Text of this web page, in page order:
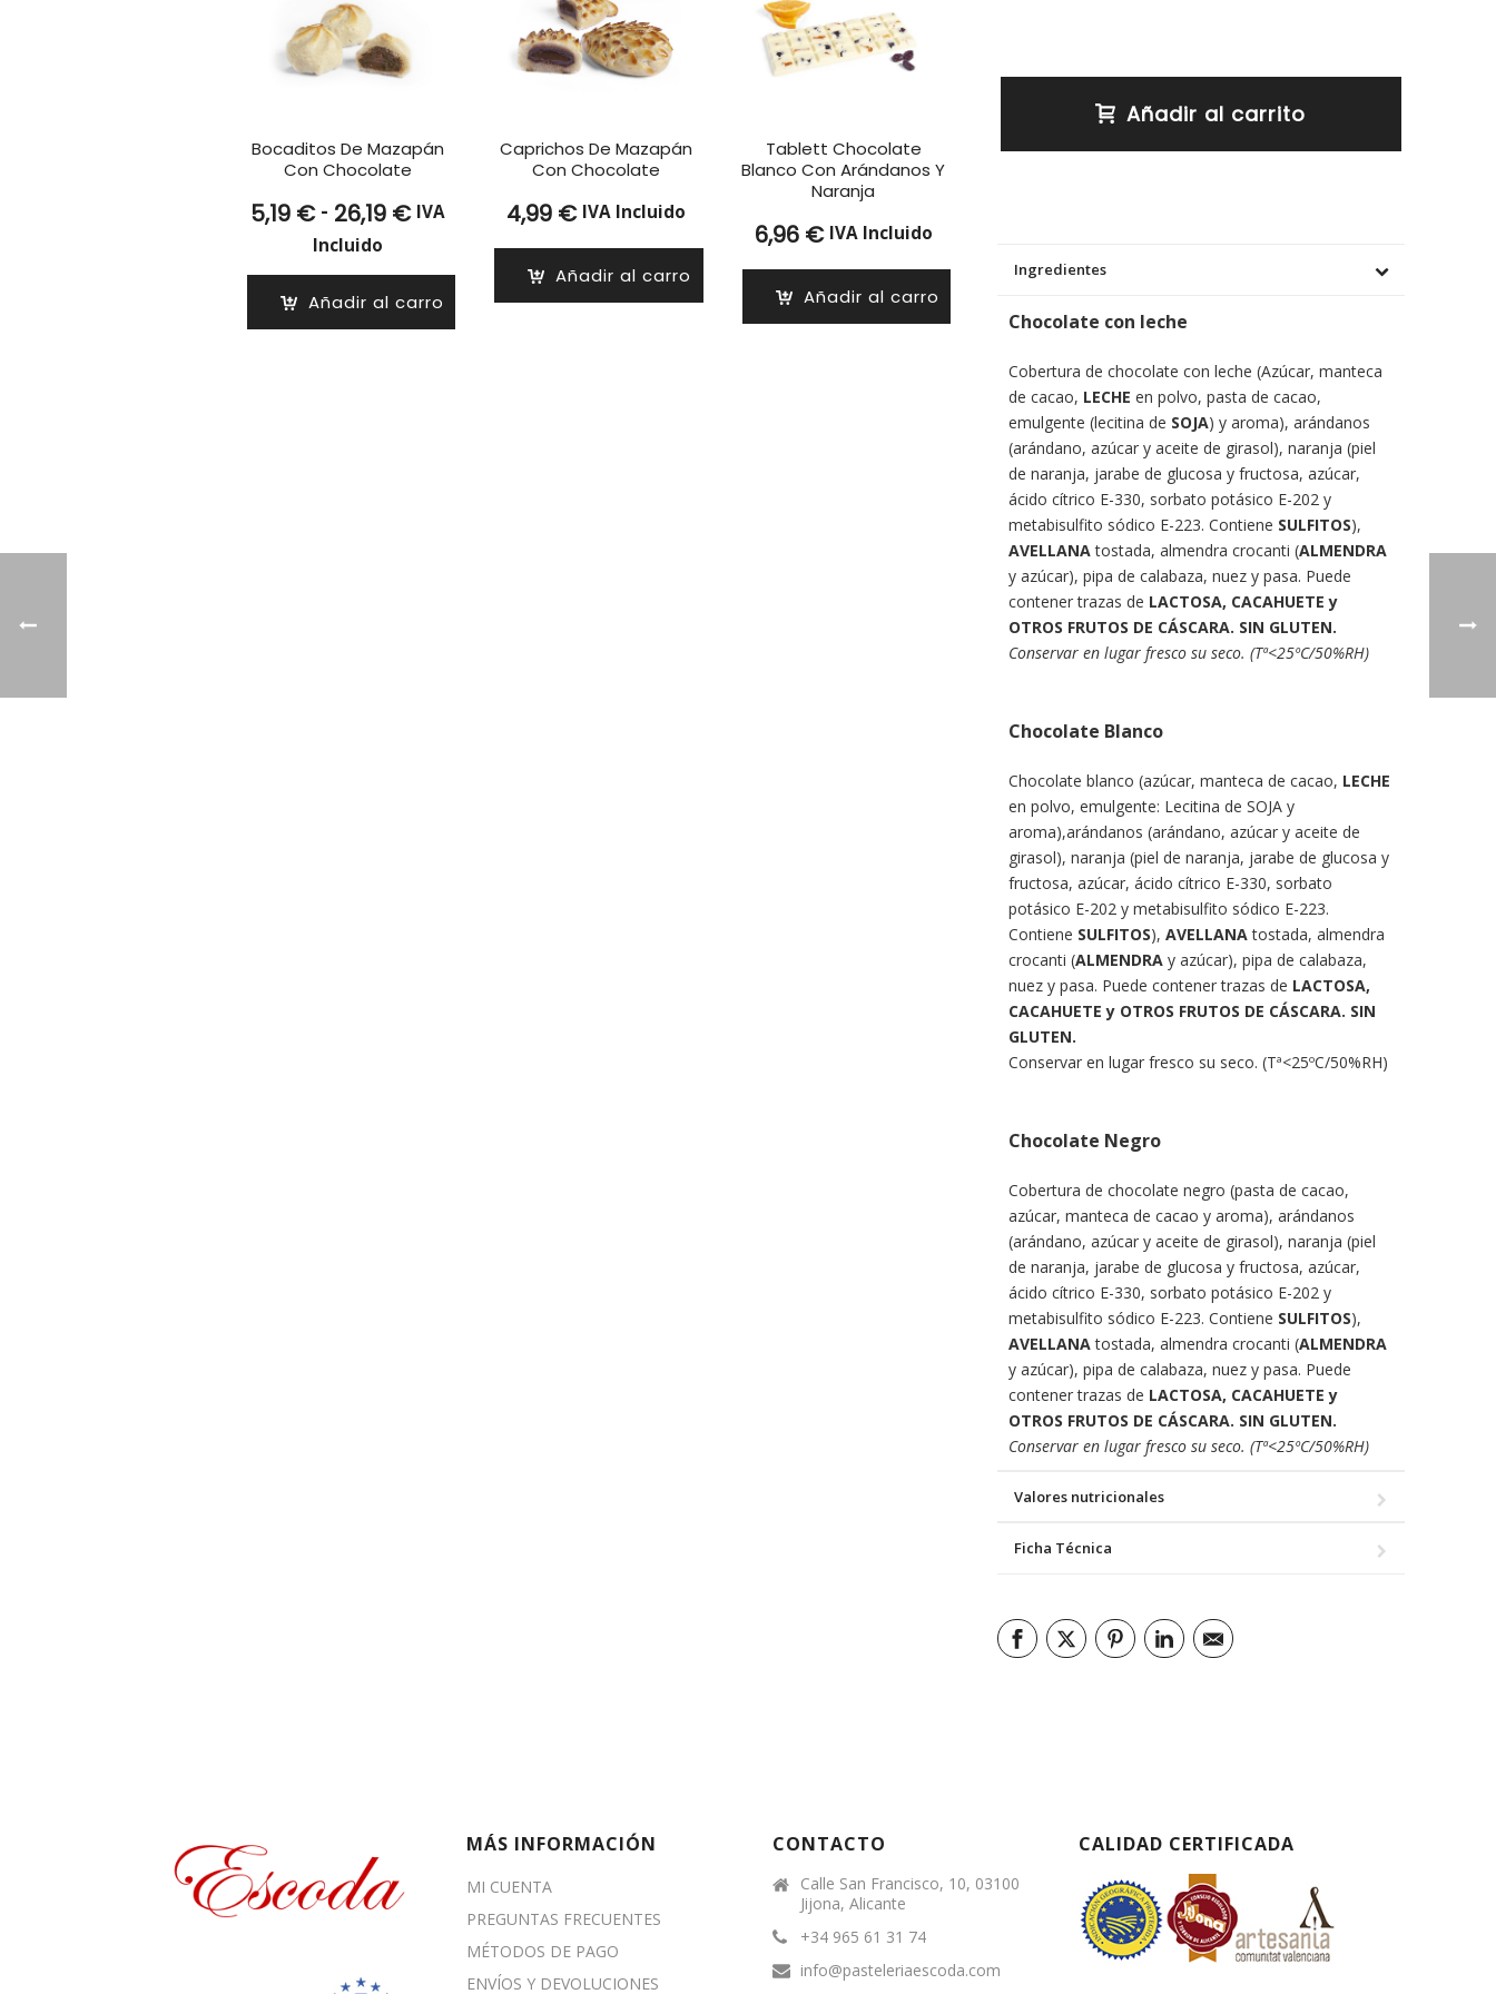
Añadir al carrito
Ingredientes
Chocolate con leche
Cobertura de chocolate con leche (Azúcar, manteca
de cacao, LECHE en polvo, pasta de cacao,
emulgente (lecitina de SOJA) y aroma), arándanos
(arándano, azúcar y aceite de girasol), naranja (piel
de naranja, jarabe de glucosa y fructosa, azúcar,
ácido cítrico E-330, sorbato potásico E-202 y
metabisulfito sódico E-223. Contiene SULFITOS),
AVELLANAtostada, almendra crocanti (ALMENDRA
y azúcar), pipa de calabaza, nuez y pasa. Puede
contener trazas de LACTOSA, CACAHUETE y
OTROS FRUTOS DE CÁSCARA. SIN GLUTEN.
Conservar en lugar fresco su seco. (Tª<25ºC/50%RH)
Chocolate Blanco
Chocolate blanco (azúcar, manteca de cacao, LECHE
en polvo, emulgente: Lecitina de SOJA y
aroma),arándanos (arándano, azúcar y aceite de
girasol), naranja (piel de naranja, jarabe de glucosa y
fructosa, azúcar, ácido cítrico E-330, sorbato
potásico E-202 y metabisulfito sódico E-223.
Contiene SULFITOS), AVELLANAtostada, almendra
crocanti (ALMENDRA y azúcar), pipa de calabaza,
nuez y pasa. Puede contener trazas de LACTOSA,
CACAHUETE y OTROS FRUTOS DE CÁSCARA. SIN
GLUTEN.
Conservar en lugar fresco su seco. (Tª<25ºC/50%RH)
Chocolate Negro
Cobertura de chocolate negro (pasta de cacao,
azúcar, manteca de cacao y aroma), arándanos
(arándano, azúcar y aceite de girasol), naranja (piel
de naranja, jarabe de glucosa y fructosa, azúcar,
ácido cítrico E-330, sorbato potásico E-202 y
metabisulfito sódico E-223. Contiene SULFITOS),
AVELLANAtostada, almendra crocanti (ALMENDRA
y azúcar), pipa de calabaza, nuez y pasa. Puede
contener trazas de LACTOSA, CACAHUETE y
OTROS FRUTOS DE CÁSCARA. SIN GLUTEN.
Conservar en lugar fresco su seco. (Tª<25ºC/50%RH)
Valores nutricionales
Ficha Técnica
Bocaditos De Mazapán
Con Chocolate
5,19 € - 26,19 €Rango
5,19 €
IVA
Incluido
Añadir al carro
Caprichos De Mazapán
Con Chocolate
4,99 € IVA Incluido
Añadir al carro
Tablett Chocolate
Blanco Con Arándanos Y
Naranja
6,96 € IVA Incluido
Añadir al carro
MÁS INFORMACIÓN
MI CUENTA
PREGUNTAS FRECUENTES
MÉTODOS DE PAGO
ENVÍOS Y DEVOLUCIONES
CONTACTO
Calle San Francisco, 10, 03100
Jijona, Alicante
+34 965 61 31 74
info@pasteleriaescoda.com
CALIDAD CERTIFICADA